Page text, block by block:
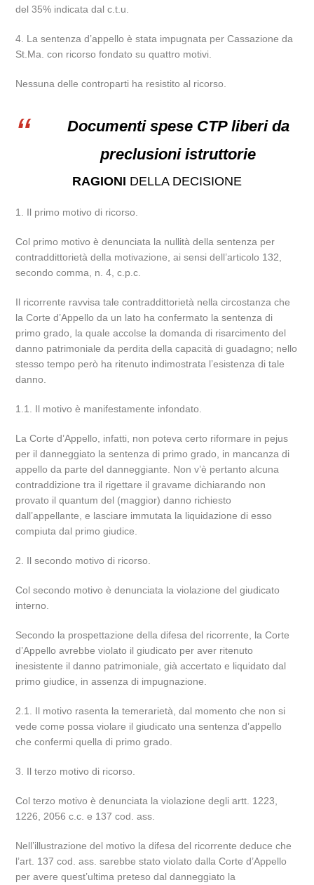
del 35% indicata dal c.t.u.
4. La sentenza d’appello è stata impugnata per Cassazione da
St.Ma. con ricorso fondato su quattro motivi.
Nessuna delle controparti ha resistito al ricorso.
Documenti spese CTP liberi da
preclusioni istruttorie
RAGIONI DELLA DECISIONE
1. Il primo motivo di ricorso.
Col primo motivo è denunciata la nullità della sentenza per
contraddittorietà della motivazione, ai sensi dell’articolo 132,
secondo comma, n. 4, c.p.c.
Il ricorrente ravvisa tale contraddittorietà nella circostanza che
la Corte d’Appello da un lato ha confermato la sentenza di
primo grado, la quale accolse la domanda di risarcimento del
danno patrimoniale da perdita della capacità di guadagno; nello
stesso tempo però ha ritenuto indimostrata l’esistenza di tale
danno.
1.1. Il motivo è manifestamente infondato.
La Corte d’Appello, infatti, non poteva certo riformare in pejus
per il danneggiato la sentenza di primo grado, in mancanza di
appello da parte del danneggiante. Non v’è pertanto alcuna
contraddizione tra il rigettare il gravame dichiarando non
provato il quantum del (maggior) danno richiesto
dall’appellante, e lasciare immutata la liquidazione di esso
compiuta dal primo giudice.
2. Il secondo motivo di ricorso.
Col secondo motivo è denunciata la violazione del giudicato
interno.
Secondo la prospettazione della difesa del ricorrente, la Corte
d’Appello avrebbe violato il giudicato per aver ritenuto
inesistente il danno patrimoniale, già accertato e liquidato dal
primo giudice, in assenza di impugnazione.
2.1. Il motivo rasenta la temerarietà, dal momento che non si
vede come possa violare il giudicato una sentenza d’appello
che confermi quella di primo grado.
3. Il terzo motivo di ricorso.
Col terzo motivo è denunciata la violazione degli artt. 1223,
1226, 2056 c.c. e 137 cod. ass.
Nell’illustrazione del motivo la difesa del ricorrente deduce che
l’art. 137 cod. ass. sarebbe stato violato dalla Corte d’Appello
per avere quest’ultima preteso dal danneggiato la